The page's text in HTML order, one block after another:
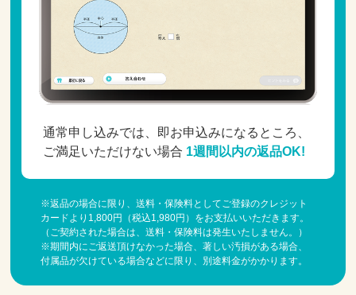
通常申し込みでは、即お申込みになるところ、
ご満足いただけない場合 1週間以内の返品OK!
※返品の場合に限り、送料・保険料としてご登録のクレジット
カードより1,800円（税込1,980円）をお支払いいただきます。
（ご契約された場合は、送料・保険料は発生いたしません。）
※期間内にご返送頂けなかった場合、著しい汚損がある場合、
付属品が欠けている場合などに限り、別途料金がかかります。